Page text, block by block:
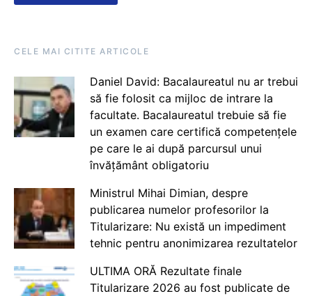
CELE MAI CITITE ARTICOLE
Daniel David: Bacalaureatul nu ar trebui
să fie folosit ca mijloc de intrare la
facultate. Bacalaureatul trebuie să fie
un examen care certifică competențele
pe care le ai după parcursul unui
învățământ obligatoriu
Ministrul Mihai Dimian, despre
publicarea numelor profesorilor la
Titularizare: Nu există un impediment
tehnic pentru anonimizarea rezultatelor
ULTIMA ORĂ Rezultate finale
Titularizare 2026 au fost publicate de